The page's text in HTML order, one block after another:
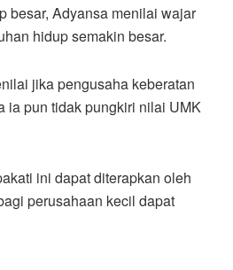
besar, Adyansa menilai wajar
hidup semakin besar.
jika pengusaha keberatan
ia pun tidak pungkiri nilai UMK
ini dapat diterapkan oleh
perusahaan kecil dapat